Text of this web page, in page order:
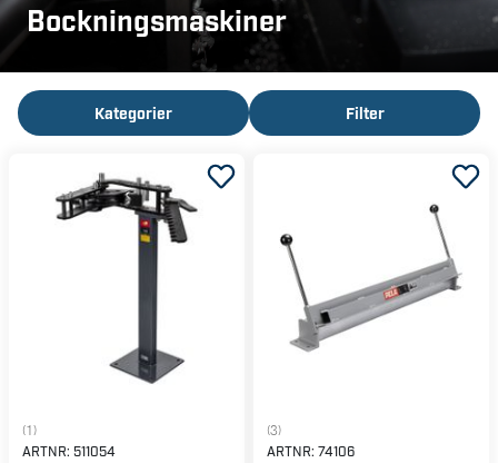
Bockningsmaskiner
Kategorier Filter
(1)
ARTNR: 511054
(3)
ARTNR: 74106